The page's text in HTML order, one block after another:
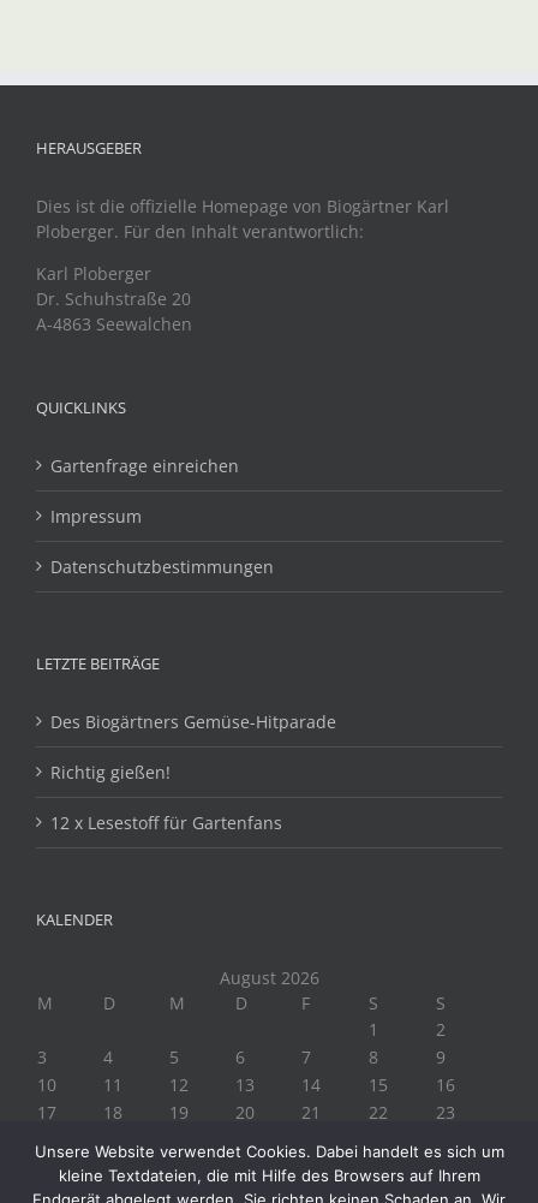
HERAUSGEBER
Dies ist die offizielle Homepage von Biogärtner Karl
Ploberger. Für den Inhalt verantwortlich:
Karl Ploberger
Dr. Schuhstraße 20
A-4863 Seewalchen
QUICKLINKS
Gartenfrage einreichen
Impressum
Datenschutzbestimmungen
LETZTE BEITRÄGE
Des Biogärtners Gemüse-Hitparade
Richtig gießen!
12 x Lesestoff für Gartenfans
KALENDER
August 2026
M
D M D F S
S
1
2
3
4 5 6 7 8
9
10
11 12 13 14 15
16
17
18 19 20 21 22
23
« Juli
Unsere Website verwendet Cookies. Dabei handelt es sich um
kleine Textdateien, die mit Hilfe des Browsers auf Ihrem